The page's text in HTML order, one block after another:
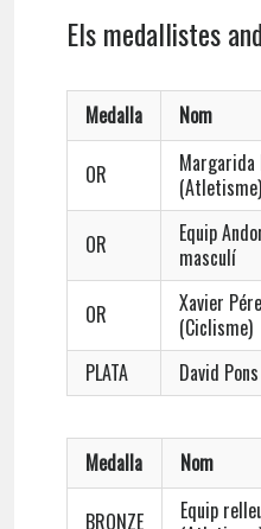
Els medallistes
Medalla Nom
OR
Margarida
(Atletisme)
OR
Equip
masculí
OR
Xavier
(Ciclisme)
PLATA
David
Medalla Nom
BRONZE
Equip